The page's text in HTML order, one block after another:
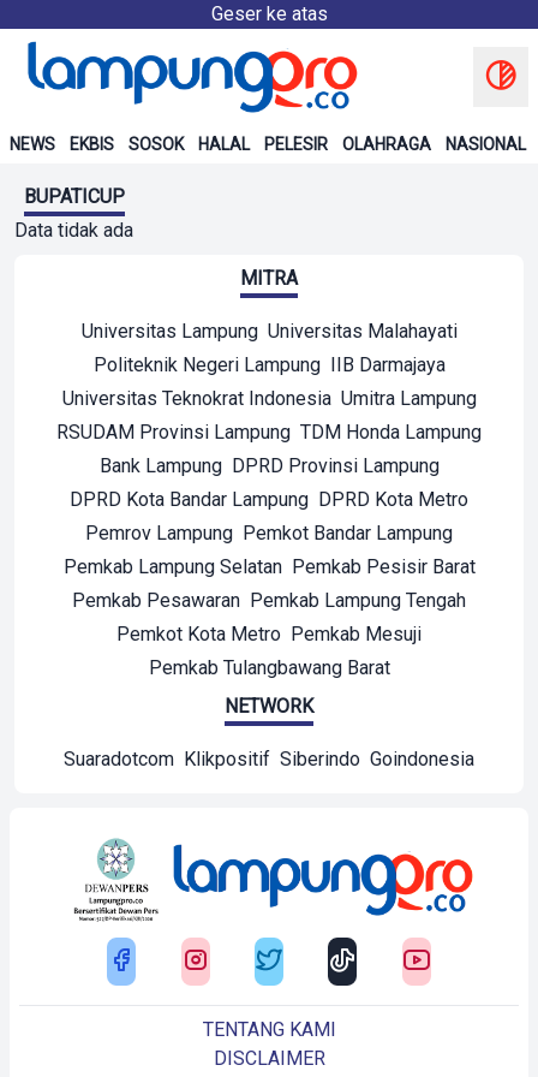
Geser ke atas
NEWS EKBIS SOSOK HALAL PELESIR OLAHRAGA NASIONAL
BUPATICUP
Data tidak ada
MITRA
Universitas Lampung Universitas Malahayati
Politeknik Negeri Lampung IIB Darmajaya
Universitas Teknokrat Indonesia Umitra Lampung
RSUDAM Provinsi Lampung TDM Honda Lampung
Bank Lampung DPRD Provinsi Lampung
DPRD Kota Bandar Lampung DPRD Kota Metro
Pemrov Lampung Pemkot Bandar Lampung
Pemkab Lampung Selatan Pemkab Pesisir Barat
Pemkab Pesawaran Pemkab Lampung Tengah
Pemkot Kota Metro Pemkab Mesuji
Pemkab Tulangbawang Barat
NETWORK
Suaradotcom Klikpositif Siberindo Goindonesia
TENTANG KAMI
DISCLAIMER